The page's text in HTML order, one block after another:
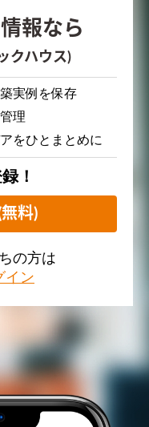
報なら
クハウス)
実例を保存
理
をひとまとめに
！
料)
の方は
イン